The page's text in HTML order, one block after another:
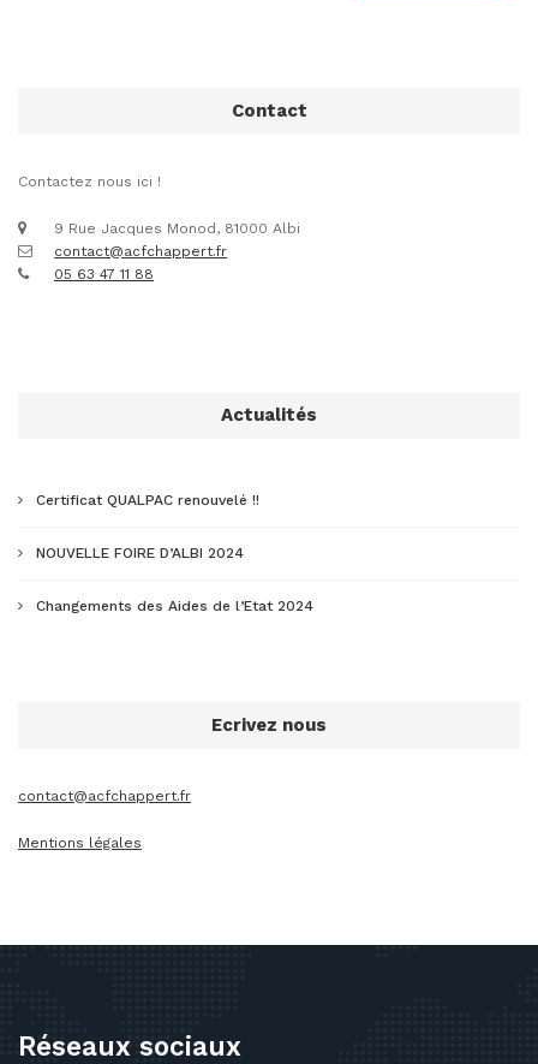
Contact
Contactez nous ici !
9 Rue Jacques Monod, 81000 Albi
contact@acfchappert.fr
05 63 47 11 88
Actualités
Certificat QUALPAC renouvelé !!
NOUVELLE FOIRE D’ALBI 2024
Changements des Aides de l’Etat 2024
Ecrivez nous
contact@acfchappert.fr
Mentions légales
Réseaux sociaux